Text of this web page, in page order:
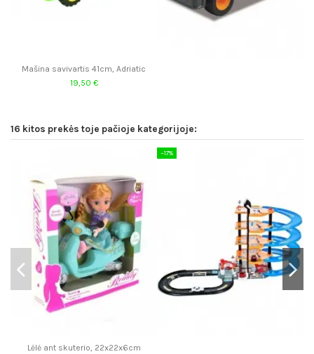
Mašina savivartis 41cm, Adriatic
19,50 €
16 kitos prekės toje pačioje kategorijoje:
Lėlė ant skuterio, 22x22x6cm
−17%